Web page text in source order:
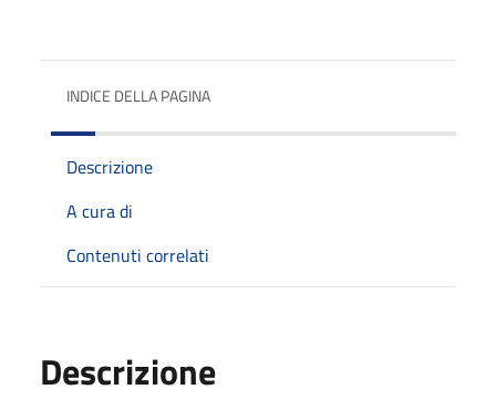
INDICE DELLA PAGINA
Descrizione
A cura di
Contenuti correlati
Descrizione